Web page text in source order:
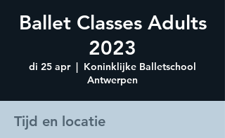
Ballet Classes Adults
2023
di 25 apr
  |
Koninklijke Balletschool
Antwerpen
Tijd en locatie